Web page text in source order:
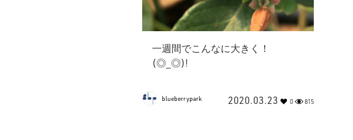
一週間でこんなに大きく！
(◎_◎)!
blueberrypark 2020.03.23 0 815